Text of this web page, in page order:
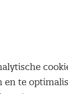
en te